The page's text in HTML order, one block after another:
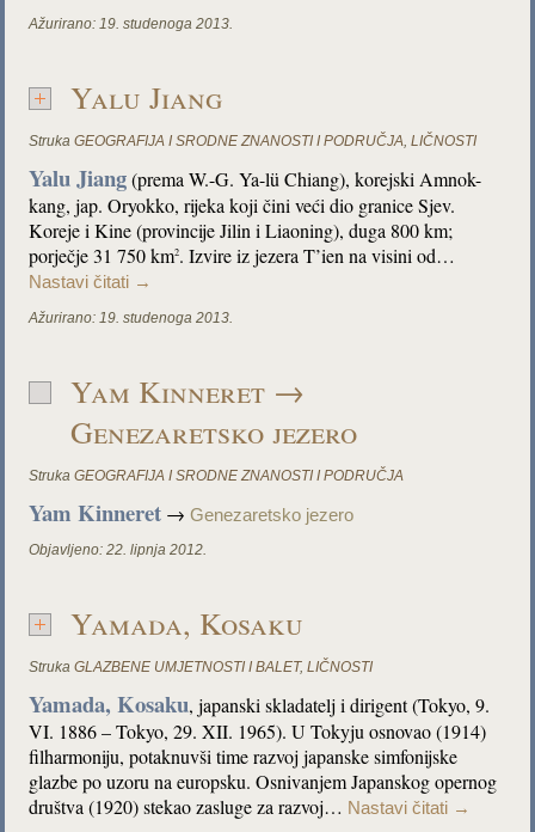
Ažurirano: 19. studenoga 2013.
Yalu Jiang
Struka GEOGRAFIJA I SRODNE ZNANOSTI I PODRUČJA,LIČNOSTI
Yalu Jiang(prema W.-G. Ya-lü Chiang), korejski Amnok-
kang, jap. Oryokko, rijeka koji čini veći dio granice Sjev.
Koreje i Kine (provincije Jilin i Liaoning), duga 800 km;
porječje 31 750 km2. Izvire iz jezera T’ien na visini od…
Nastavi čitati →
Ažurirano: 19. studenoga 2013.
Yam Kinneret →
Genezaretsko jezero
Struka GEOGRAFIJA I SRODNE ZNANOSTI I PODRUČJA
Yam Kinneret →Genezaretsko jezero
Objavljeno: 22. lipnja 2012.
Yamada, Kosaku
Struka GLAZBENE UMJETNOSTI I BALET,LIČNOSTI
Yamada, Kosaku, japanski skladatelj i dirigent (Tokyo, 9.
VI. 1886 – Tokyo, 29. XII. 1965). U Tokyju osnovao (1914)
filharmoniju, potaknuvši time razvoj japanske simfonijske
glazbe po uzoru na europsku. Osnivanjem Japanskog opernog
društva (1920) stekao zasluge za razvoj… Nastavi čitati →